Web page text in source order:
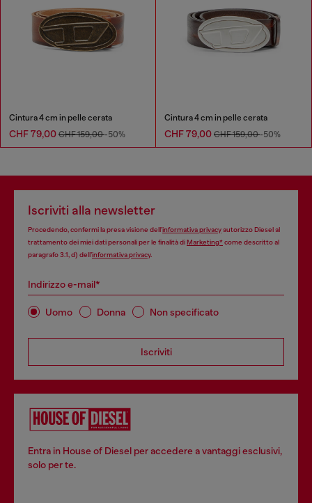
Cintura 4 cm in pelle cerata
CHF 79,00 CHF 159,00-50%
Cintura 4 cm in pelle cerata
CHF 79,00 CHF 159,00-50%
Iscriviti alla newsletter
Procedendo, confermi la presa visione dell’informativa privacyautorizzo Diesel al
trattamento dei miei dati personali per le finalità diMarketing*come descritto al
paragrafo 3.1, d) dell’informativa privacy.
Indirizzo e-mail*
Uomo Donna Non specificato
Iscriviti
Entra in House of Diesel per accedere a vantaggi esclusivi,
solo per te.